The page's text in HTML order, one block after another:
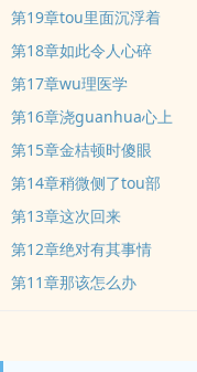
第19章tou里面沉浮着
第18章如此令人心碎
第17章wu理医学
第16章浇guanhua心上
第15章金桔顿时傻眼
第14章稍微侧了tou部
第13章这次回来
第12章绝对有其事情
第11章那该怎么办